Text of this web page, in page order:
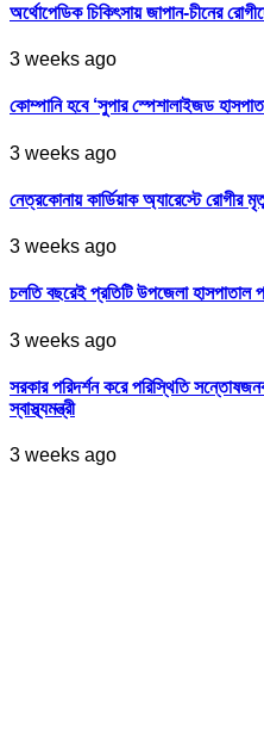
অর্থোপেডিক চিকিৎসায় জাপান-চীনের
3 weeks ago
কোম্পানি হবে ‘সুপার স্পেশালাইজড
3 weeks ago
নেত্রকোনায় কার্ডিয়াক অ্যারেস্টে রোগীর
3 weeks ago
চলতি বছরেই প্রতিটি উপজেলা হাসপাতাল
3 weeks ago
সরকার পরিদর্শন করে পরিস্থিতি
স্বাস্থ্যমন্ত্রী
3 weeks ago